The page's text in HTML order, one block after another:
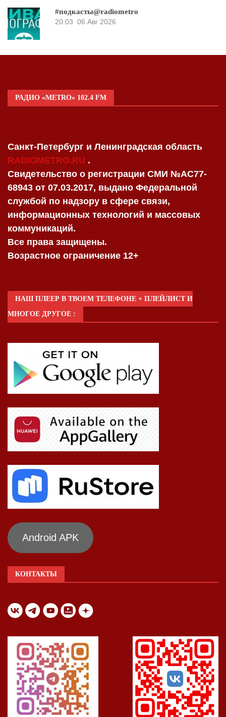
#подкасты@radiometro
20:03 06 Авг 2026
РАДИО «METRO» 102.4 FM
Санкт-Петербург и Ленинградская область
RADIOMETRO.RU .
Свидетельство о регистрации СМИ №AC77-
68943 от 07.03.2017, выдано Федеральной
службой по надзору в сфере связи,
информационных технологий и массовых
коммуникаций.
Все права защищены.
Возрастное ограничение 12+
НАШ ПЛЕЕР В ТВОЕМ ТЕЛЕФОНЕ + ПЛЕЙЛИСТ И
МНОГОЕ ДРУГОЕ :
Android APK
КОНТАКТЫ